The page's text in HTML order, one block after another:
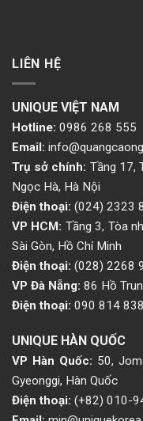
LIÊN HỆ
UNIQUE VIỆT NAM
Hotline: 0986 268 555
Email:
Trụ sở chính: Tầng 17,
Ngọc Hà, Hà Nội
Điện thoại: (024) 2323
VP HCM: Tầng 3, Tòa
Sài Gòn, Hồ Chí Minh
Điện thoại: (028) 2268
VP Đà Nẵng: 86 Hồ
Điện thoại: 090 814
UNIQUE HÀN QUỐC
VP Hàn Quốc: 50,
Gyeonggi, Hàn Quốc
Điện thoại: (+82) 010-